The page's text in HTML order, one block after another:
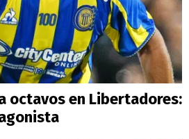
octavos en Libertadores: